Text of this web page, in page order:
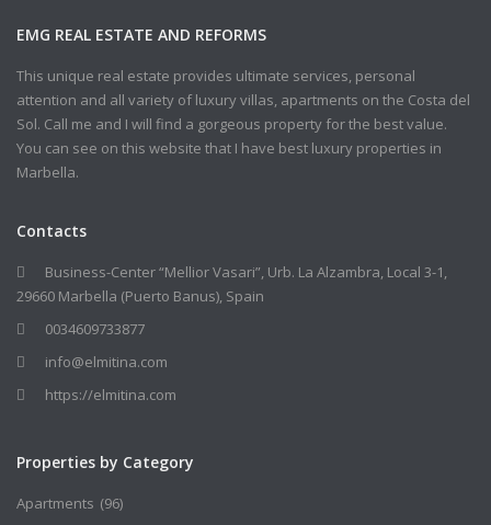
EMG REAL ESTATE AND REFORMS
This unique real estate provides ultimate services, personal
attention and all variety of luxury villas, apartments on the Costa del
Sol. Call me and I will find a gorgeous property for the best value.
You can see on this website that I have best luxury properties in
Marbella.
Contacts
Business-Center “Mellior Vasari”, Urb. La Alzambra, Local 3-1,
29660 Marbella (Puerto Banus), Spain
0034609733877
info@elmitina.com
https://elmitina.com
Properties by Category
Apartments (96)